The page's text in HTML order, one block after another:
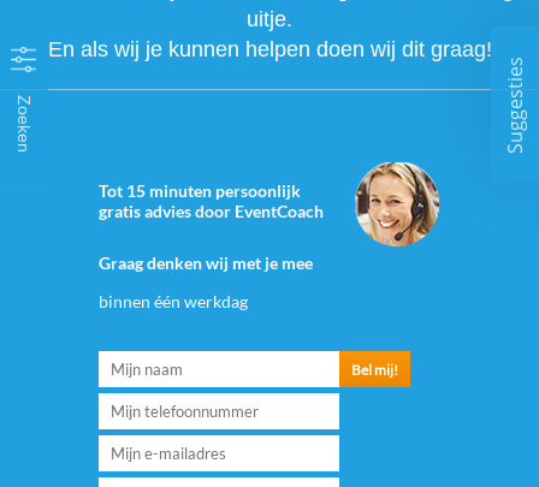
Zoeken
uitje.
En als wij je kunnen helpen doen wij dit graag!
Tot 15 minuten persoonlijk
gratis advies door EventCoach
Graag denken wij met je mee
binnen één werkdag
Suggesties